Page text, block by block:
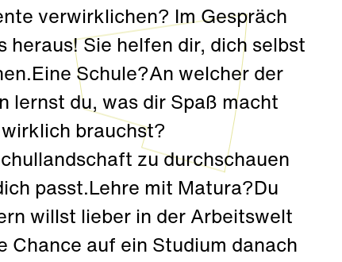
verwirklichen? Im Gespräch
heraus! Sie helfen dir, dich selbst
Schule?An welcher der
lernst du, was dir Spaß macht
brauchst?
zu durchschauen
passt.Lehre mit Matura?Du
willst lieber in der Arbeitswelt
Chance auf ein Studium danach